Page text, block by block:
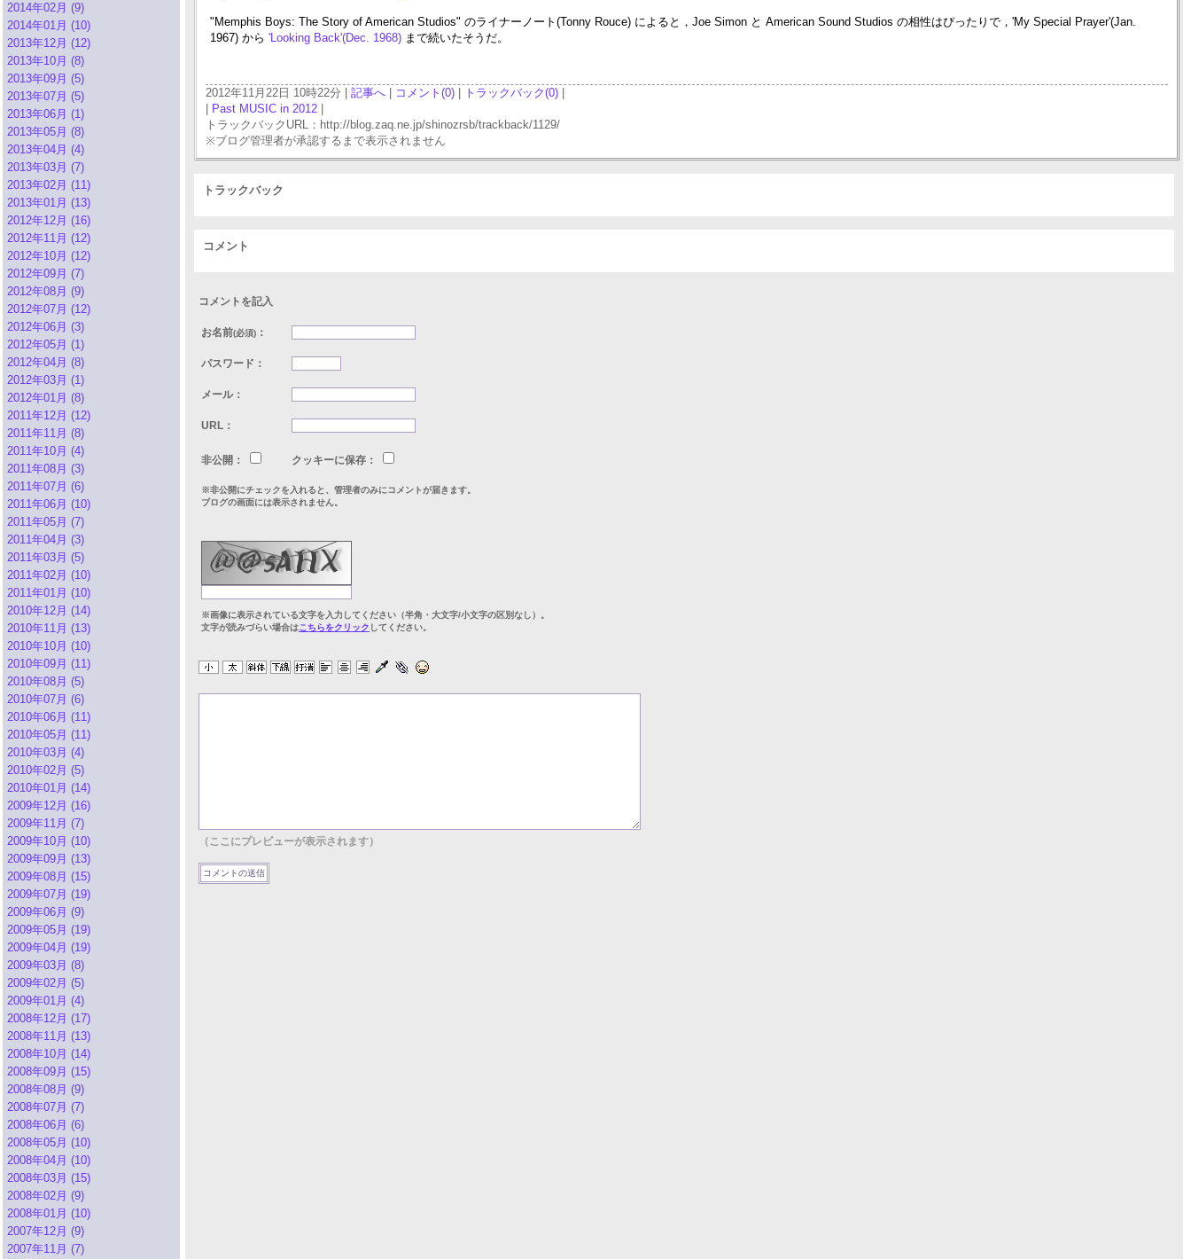
2014年02月 (9)
2014年01月 (10)
2013年12月 (12)
2013年10月 (8)
2013年09月 (5)
2013年07月 (5)
2013年06月 (1)
2013年05月 (8)
2013年04月 (4)
2013年03月 (7)
2013年02月 (11)
2013年01月 (13)
2012年12月 (16)
2012年11月 (12)
2012年10月 (12)
2012年09月 (7)
2012年08月 (9)
2012年07月 (12)
2012年06月 (3)
2012年05月 (1)
2012年04月 (8)
2012年03月 (1)
2012年01月 (8)
2011年12月 (12)
2011年11月 (8)
2011年10月 (4)
2011年08月 (3)
2011年07月 (6)
2011年06月 (10)
2011年05月 (7)
2011年04月 (3)
2011年03月 (5)
2011年02月 (10)
2011年01月 (10)
2010年12月 (14)
2010年11月 (13)
2010年10月 (10)
2010年09月 (11)
2010年08月 (5)
2010年07月 (6)
2010年06月 (11)
2010年05月 (11)
2010年03月 (4)
2010年02月 (5)
2010年01月 (14)
2009年12月 (16)
2009年11月 (7)
2009年10月 (10)
2009年09月 (13)
2009年08月 (15)
2009年07月 (19)
2009年06月 (9)
2009年05月 (19)
2009年04月 (19)
2009年03月 (8)
2009年02月 (5)
2009年01月 (4)
2008年12月 (17)
2008年11月 (13)
2008年10月 (14)
2008年09月 (15)
2008年08月 (9)
2008年07月 (7)
2008年06月 (6)
2008年05月 (10)
2008年04月 (10)
2008年03月 (15)
2008年02月 (9)
2008年01月 (10)
2007年12月 (9)
2007年11月 (7)
"Memphis Boys: The Story of American Studios" のライナーノート(Tonny Rouce) によると，Joe Simon と American Sound Studios の相性はぴったりで，'My Special Prayer'(Jan.
1967) から 'Looking Back'(Dec. 1968) まで続いたそうだ。
2012年11月22日 10時22分 | 記事へ コメント(0) トラックバック(0)
Past MUSIC in 2012
トラックバックURL：http://blog.zaq.ne.jp/shinozrsb/trackback/1129/
※ブログ管理者が承認するまで表示されません
トラックバック
コメント
コメントを記入
お名前(必須) ：
パスワード：
メール：
URL：
非公開： クッキーに保存：
※非公開にチェックを入れると、管理者のみにコメントが届きます。
ブログの画面には表示されません。
※画像に表示されている文字を入力してください（半角・大文字/小文字の区別なし）。
文字が読みづらい場合はこちらをクリック してください。
（ここにプレビューが表示されます）